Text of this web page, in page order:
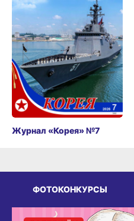
Журнал «Корея» №7
ФОТОКОНКУРСЫ